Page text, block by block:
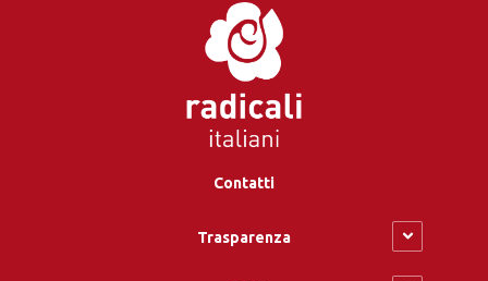
Contatti
Trasparenza